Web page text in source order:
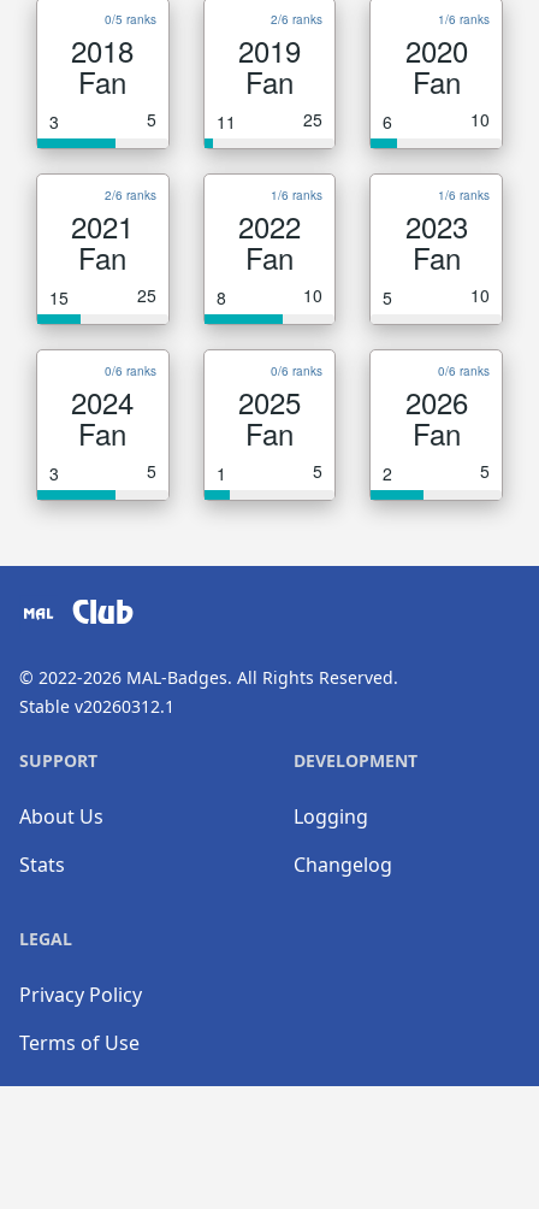
0/5 ranks
2018
Fan
3 5
2/6 ranks
2019
Fan
11 25
1/6 ranks
2020
Fan
6 10
2/6 ranks
2021
Fan
15 25
1/6 ranks
2022
Fan
8 10
1/6 ranks
2023
Fan
5 10
0/6 ranks
2024
Fan
3 5
0/6 ranks
2025
Fan
1 5
0/6 ranks
2026
Fan
2 5
Club
© 2022-2026 MAL-Badges. All Rights Reserved.
Stable v20260312.1
SUPPORT
About Us
Stats
DEVELOPMENT
Logging
Changelog
LEGAL
Privacy Policy
Terms of Use